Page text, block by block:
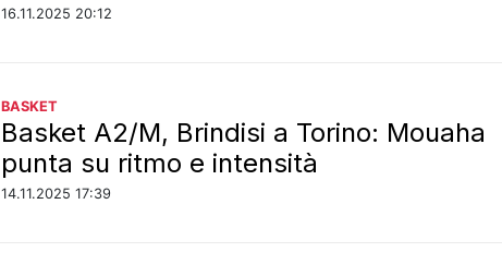
16.11.2025 20:12
BASKET
Basket A2/M, Brindisi a Torino: Mouaha
punta su ritmo e intensità
14.11.2025 17:39